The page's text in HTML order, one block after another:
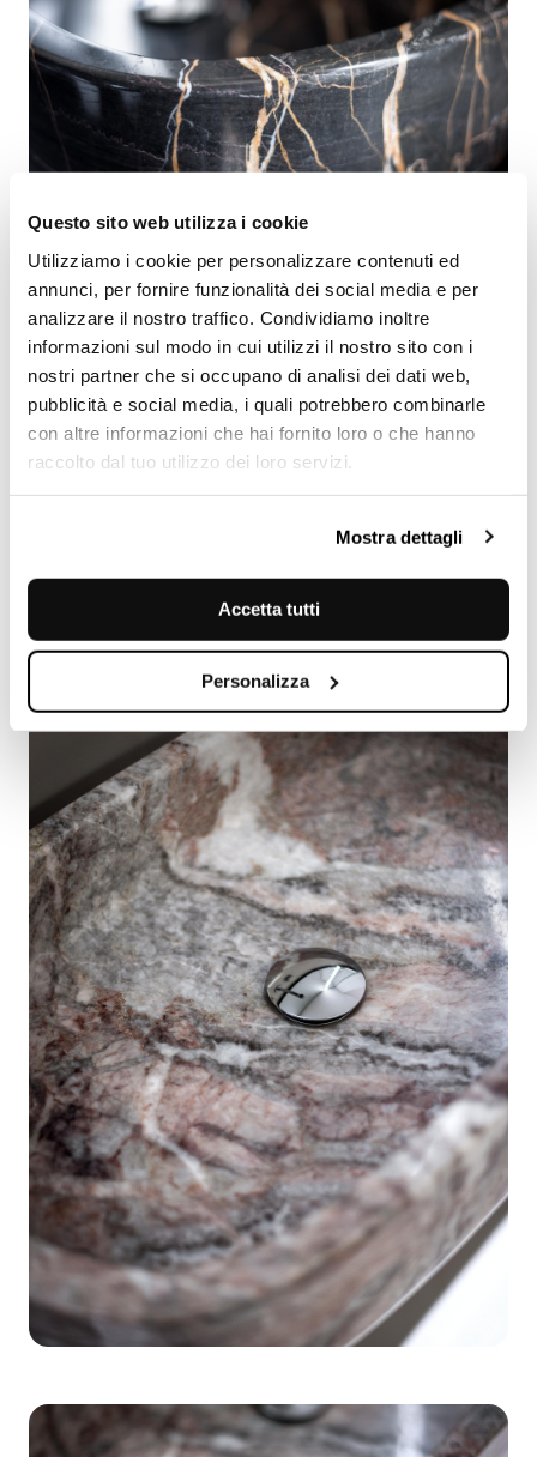
Questo sito web utilizza i cookie
Utilizziamo i cookie per personalizzare contenuti ed
annunci, per fornire funzionalità dei social media e per
analizzare il nostro traffico. Condividiamo inoltre
informazioni sul modo in cui utilizzi il nostro sito con i
nostri partner che si occupano di analisi dei dati web,
pubblicità e social media, i quali potrebbero combinarle
con altre informazioni che hai fornito loro o che hanno
raccolto dal tuo utilizzo dei loro servizi.
Mostra dettagli
Accetta tutti
Personalizza